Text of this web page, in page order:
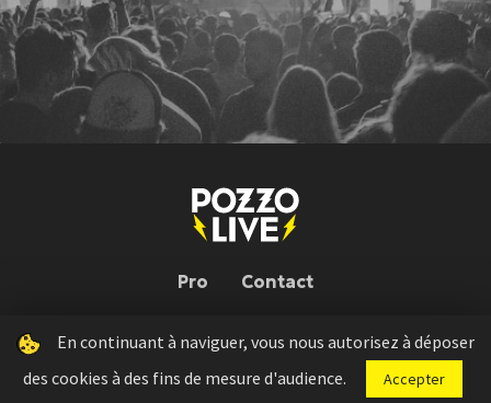
Pro Contact
Pozzo Live © 2026 | Conception : Pozzo Team, avec l'aide deBloop
Press kit Règlement concours Mentions légales
En continuant à naviguer, vous nous autorisez à déposer
des cookies à des fins de mesure d'audience.
Accepter